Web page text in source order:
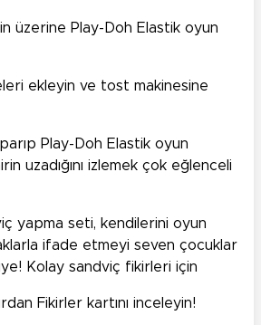
üzerine Play-Doh Elastik oyun
ekleyin ve tost makinesine
Play-Doh Elastik oyun
uzadığını izlemek çok eğlenceli
yapma seti, kendilerini oyun
ifade etmeyi seven çocuklar
Kolay sandviç fikirleri için
Fikirler kartını inceleyin!